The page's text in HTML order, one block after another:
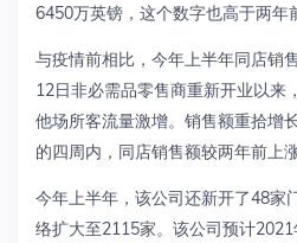
6450万英镑，这个数字也高于两年
与疫情前相比，今年上半年同店销
12日非必需品零售商重新开业以来
他场所客流量激增。销售额重拾增
的四周内，同店销售额较两年前上涨
今年上半年，该公司还新开了48家
络扩大至2115家。该公司预计